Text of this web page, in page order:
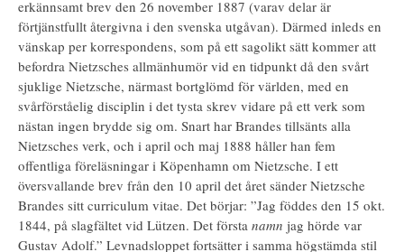
erkännsamt brev den 26 november 1887 (varav delar är
förtjänstfullt återgivna i den svenska utgåvan). Därmed inleds en
vänskap per korrespondens, som på ett sagolikt sätt kommer att
befordra Nietzsches allmänhumör vid en tidpunkt då den svårt
sjuklige Nietzsche, närmast bortglömd för världen, med en
svårförståelig disciplin i det tysta skrev vidare på ett verk som
nästan ingen brydde sig om. Snart har Brandes tillsänts alla
Nietzsches verk, och i april och maj 1888 håller han fem
offentliga föreläsningar i Köpenhamn om Nietzsche. I ett
översvallande brev från den 10 april det året sänder Nietzsche
Brandes sitt curriculum vitae. Det börjar: ”Jag föddes den 15 okt.
1844, på slagfältet vid Lützen. Det första namn jag hörde var
Gustav Adolf.” Levnadsloppet fortsätter i samma högstämda stil